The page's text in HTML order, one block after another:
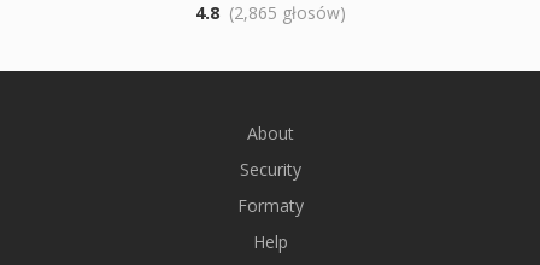
4.8 (2,865 głosów)
About
Security
Formaty
Help